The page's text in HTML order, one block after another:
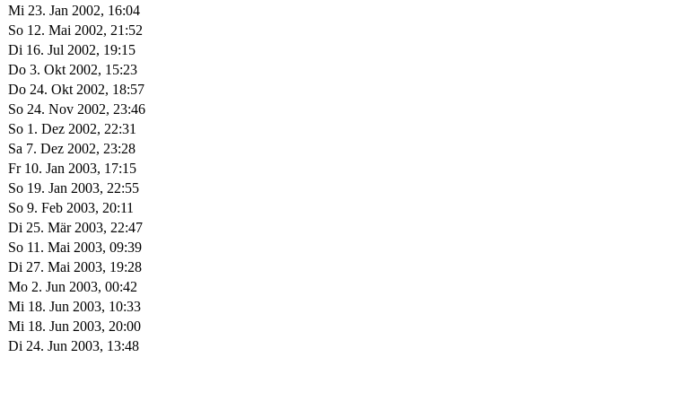
Mi 23. Jan 2002, 16:04
So 12. Mai 2002, 21:52
Di 16. Jul 2002, 19:15
Do 3. Okt 2002, 15:23
Do 24. Okt 2002, 18:57
So 24. Nov 2002, 23:46
So 1. Dez 2002, 22:31
Sa 7. Dez 2002, 23:28
Fr 10. Jan 2003, 17:15
So 19. Jan 2003, 22:55
So 9. Feb 2003, 20:11
Di 25. Mär 2003, 22:47
So 11. Mai 2003, 09:39
Di 27. Mai 2003, 19:28
Mo 2. Jun 2003, 00:42
Mi 18. Jun 2003, 10:33
Mi 18. Jun 2003, 20:00
Di 24. Jun 2003, 13:48